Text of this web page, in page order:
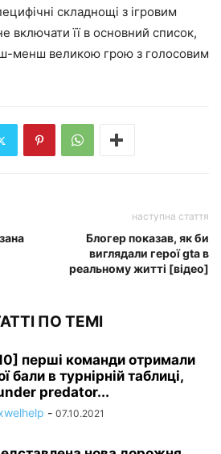
складнощі з ігровим
включати її в основний список,
менш великою грою з голосовим
наступна стаття
Блогер показав, як би
виглядали герої gta в
реальному житті [відео]
ПО ТЕМІ
перші команди отримали
бали в турнірній таблиці,
predator...
- 07.10.2021